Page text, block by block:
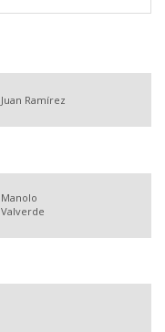
Juan Ramírez
Manolo
Valverde